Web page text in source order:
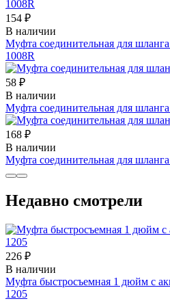
154 ₽
В наличии
Муфта соединительная для
1008R
58 ₽
В наличии
Муфта соединительная для
168 ₽
В наличии
Муфта соединительная для
Недавно смотрели
226 ₽
В наличии
Муфта быстросъемная 1 дюйм с
1205